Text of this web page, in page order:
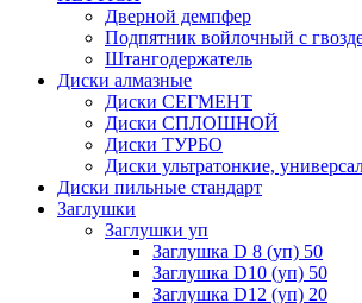
Дверной демпфер
Подпятник войлочный с
Штангодержатель
Диски алмазные
Диски СЕГМЕНТ
Диски СПЛОШНОЙ
Диски ТУРБО
Диски ультратонкие,
Диски пильные стандарт
Заглушки
Заглушки уп
Заглушка D 8 (уп) 50
Заглушка D10 (уп) 50
Заглушка D12 (уп) 20